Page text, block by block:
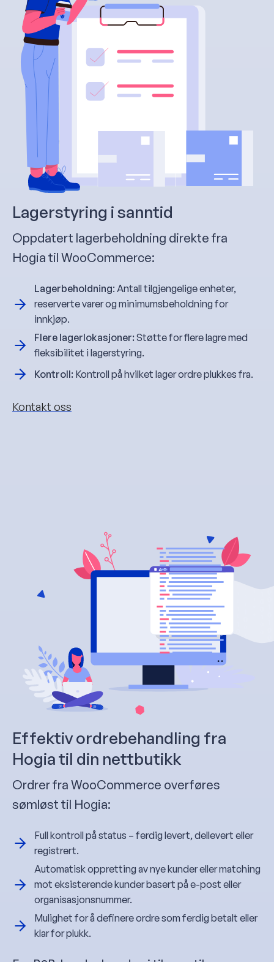
Lagerstyring i sanntid
Oppdatert lagerbeholdning direkte fra
Hogia til WooCommerce:
Lagerbeholdning: Antall tilgjengelige enheter,
reserverte varer og minimumsbeholdning for
innkjøp.
Flere lagerlokasjoner: Støtte for flere lagre med
fleksibilitet i lagerstyring.
Kontroll: Kontroll på hvilket lager ordre plukkes fra.
Kontakt oss
Effektiv ordrebehandling fra
Hogia til din nettbutikk
Ordrer fra WooCommerce overføres
sømløst til Hogia:
Full kontroll på status – ferdig levert, dellevert eller
registrert.
Automatisk oppretting av nye kunder eller matching
mot eksisterende kunder basert på e-post eller
organisasjonsnummer.
Mulighet for å definere ordre som ferdig betalt eller
klar for plukk.